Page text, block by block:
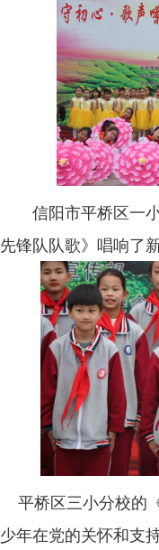
信阳市平桥区一小
先锋队队歌》唱响了
平桥区三小分校的
少年在党的关怀和支